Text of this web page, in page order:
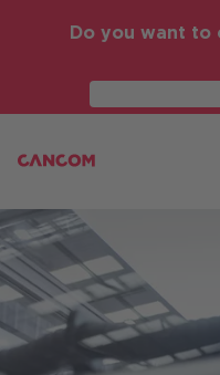
Do you want to
Austria
Germania
Republica